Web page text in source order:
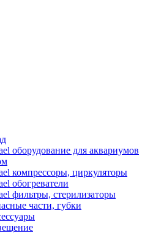
оборудование для аквариумов
компрессоры, циркуляторы
обогреватели
фильтры, стерилизаторы
части, губки